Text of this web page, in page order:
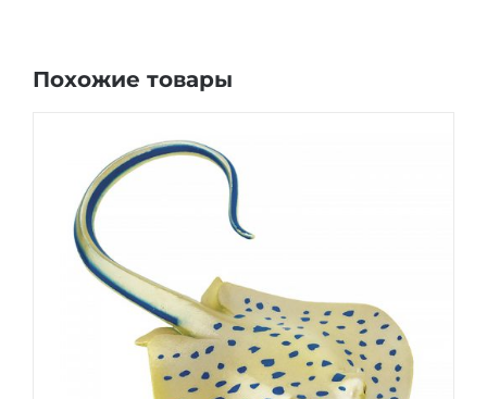
Похожие товары